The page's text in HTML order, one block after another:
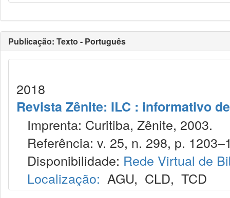
Publicação: Texto - Português
2018
Revista Zênite: ILC : informativo
Imprenta: Curitiba, Zênite, 2003.
Referência: v. 25, n. 298, p.
Disponibilidade: Rede Virtual de
Localização: AGU, CLD, TCD